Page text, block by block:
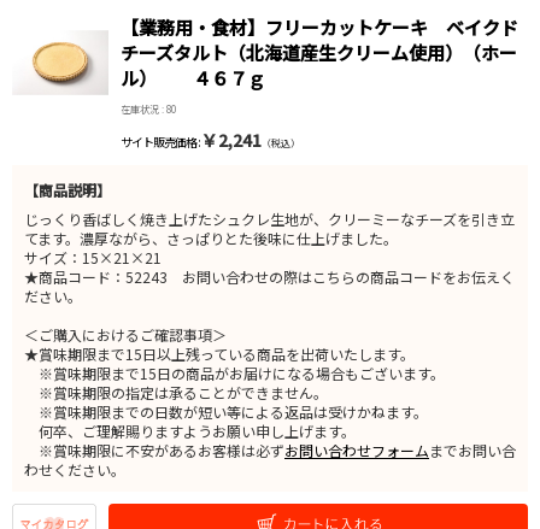
【業務用・食材】フリーカットケーキ ベイクド
チーズタルト（北海道産生クリーム使用）（ホー
ル） ４６７ｇ
在庫状況 : 80
サイト販売価格 : ￥2,241 （税込）
【商品説明】
じっくり香ばしく焼き上げたシュクレ生地が、クリーミーなチーズを引き立
てます。濃厚ながら、さっぱりとた後味に仕上げました。
サイズ：15×21×21
★商品コード：52243 お問い合わせの際はこちらの商品コードをお伝えく
ださい。
＜ご購入におけるご確認事項＞
★賞味期限まで15日以上残っている商品を出荷いたします。
※賞味期限まで15日の商品がお届けになる場合もございます。
※賞味期限の指定は承ることができません。
※賞味期限までの日数が短い等による返品は受けかねます。
何卒、ご理解賜りますようお願い申し上げます。
※賞味期限に不安があるお客様は必ずお問い合わせフォームまでお問い合
わせください。